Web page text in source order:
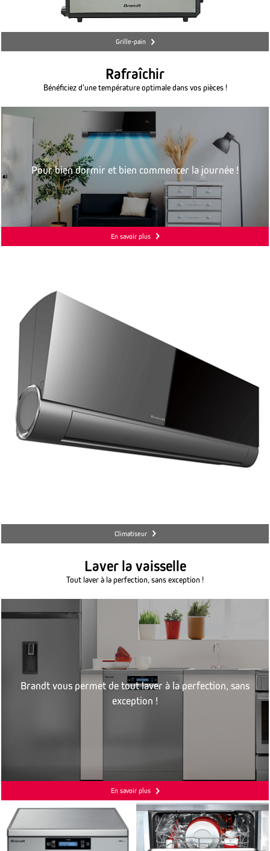
Grille-pain
Rafraîchir
Bénéficiez d'une température optimale dans vos pièces !
Pour bien dormir et bien commencer la journée !
En savoir plus
Climatiseur
Laver la vaisselle
Tout laver à la perfection, sans exception !
Brandt vous permet de tout laver à la perfection, sans
exception !
En savoir plus